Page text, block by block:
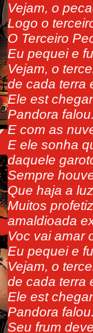
Vejam, o
Logo o
O Terceiro
Eu pequei e
Vejam, o
de cada terra
Ele est
Pandora falou.
E com as
E ele sonha
daquele
Sempre
Que haja a
Muitos
amaldioada
Voc vai amar
Eu pequei e
Vejam, o
de cada terra
Ele est
Pandora falou.
Seu frum